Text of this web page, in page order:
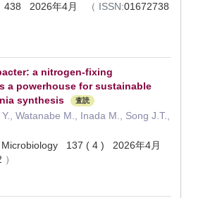
438 2026年4月
（ ISSN:01672738
a nitrogen-fixing
a powerhouse for sustainable
synthesis
査読
Watanabe M., Inada M., Song J.T.,
Microbiology 137 ( 4 ) 2026年4月
）